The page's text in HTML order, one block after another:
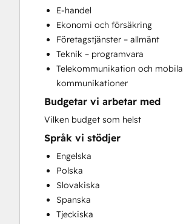
Content Creation
Conversational Marketing
CPQ Implementation
CRM Implementation
CRM Migration
Custom API Integrations
Customer Marketing
Customer Success Training
Customer Support Training
Customer Survey and Analysis
Email Marketing
Full Inbound Marketing Services
Help Desk Implementation
HubSpot Academy Guided
HubSpot Onboarding
E-handel
Ekonomi och försäkring
Företagstjänster – allmänt
Teknik – programvara
Telekommunikation och mobila
kommunikationer
Budgetar vi arbetar med
Vilken budget som helst
Språk vi stödjer
Engelska
Polska
Slovakiska
Spanska
Tjeckiska